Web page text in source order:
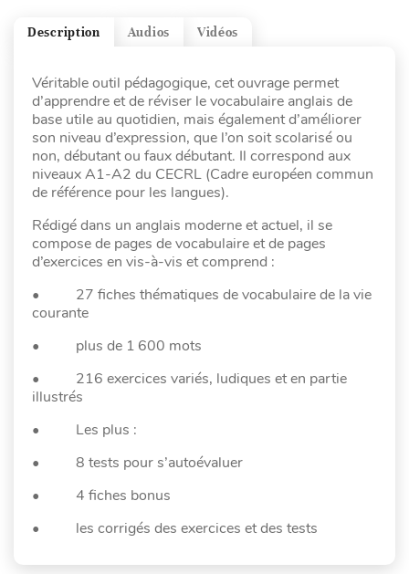
Vidéos
Audios
Description
Véritable outil pédagogique, cet ouvrage permet
d’apprendre et de réviser le vocabulaire anglais de
base utile au quotidien, mais également d’améliorer
son niveau d’expression, que l’on soit scolarisé ou
non, débutant ou faux débutant. Il correspond aux
niveaux A1-A2 du CECRL (Cadre européen commun
de référence pour les langues).
Rédigé dans un anglais moderne et actuel, il se
compose de pages de vocabulaire et de pages
d’exercices en vis-à-vis et comprend :
• 27 fiches thématiques de vocabulaire de la vie
courante
• plus de 1 600 mots
• 216 exercices variés, ludiques et en partie
illustrés
• Les plus :
• 8 tests pour s’autoévaluer
• 4 fiches bonus
• les corrigés des exercices et des tests